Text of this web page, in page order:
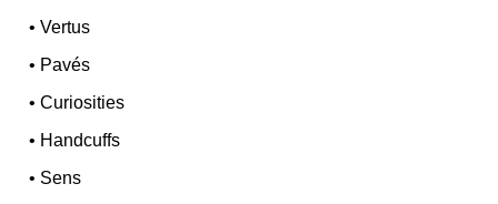
•Vertus
• Pavés
•Curiosities
• Handcuffs
• Sens